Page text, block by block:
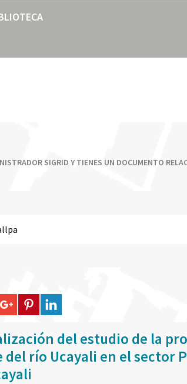
SIGRID Y TIENES UN DOCUMENTO
del estudio de la
del río Ucayali en el sector